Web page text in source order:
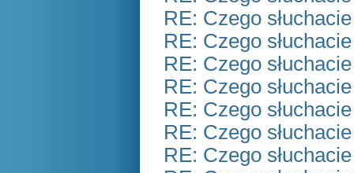
RE: Czego
RE: Czego
RE: Czego
RE: Czego
RE: Czego
RE: Czego
RE: Czego